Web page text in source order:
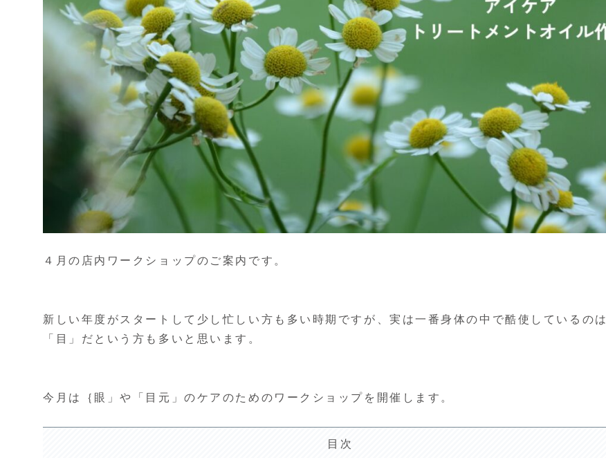
４月の店内ワークショップのご案内です。
新しい年度がスタートして少し忙しい方も多い時期ですが、実は一番身体の中で酷使しているのは
「目」だという方も多いと思います。
今月は｛眼」や「目元」のケアのためのワークショップを開催します。
目次